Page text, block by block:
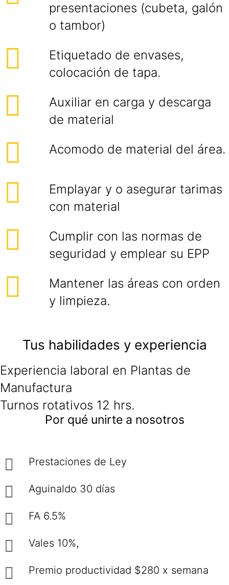
presentaciones (cubeta, galón
o tambor)
Etiquetado de envases,
colocación de tapa.
Auxiliar en carga y descarga
de material
Acomodo de material del área.
Emplayar y o asegurar tarimas
con material
Cumplir con las normas de
seguridad y emplear su EPP
Mantener las áreas con orden
y limpieza.
Tus habilidades y experiencia
Experiencia laboral en Plantas de
Manufactura
Turnos rotativos 12 hrs.
Por qué unirte a nosotros
Prestaciones de Ley
Aguinaldo 30 días
FA 6.5%
Vales 10%,
Premio productividad $280 x semana